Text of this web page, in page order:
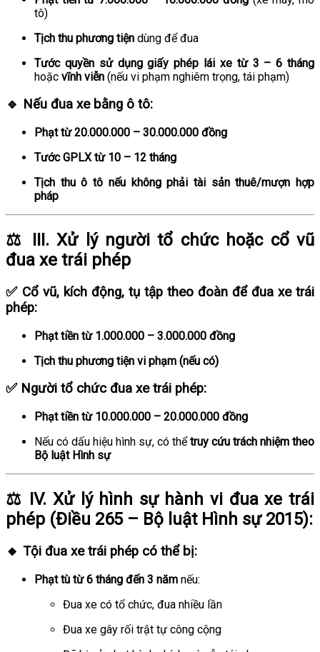
tô)
Tịch thu phương tiện dùng để đua
Tước quyền sử dụng giấy phép lái xe từ 3 – 6 tháng
hoặc vĩnh viễn (nếu vi phạm nghiêm trọng, tái phạm)
🔹 Nếu đua xe bằng ô tô:
Phạt từ 20.000.000 – 30.000.000 đồng
Tước GPLX từ 10 – 12 tháng
Tịch thu ô tô nếu không phải tài sản thuê/mượn hợp
pháp
⚖️ III.Xử lý người tổ chức hoặc cổ vũ
đua xe trái phép
✅ Cổ vũ, kích động, tụ tập theo đoàn để đua xe trái
phép:
Phạt tiền từ 1.000.000 – 3.000.000 đồng
Tịch thu phương tiện vi phạm (nếu có)
✅ Người tổ chức đua xe trái phép:
Phạt tiền từ 10.000.000 – 20.000.000 đồng
Nếu có dấu hiệu hình sự, có thểtruy cứu trách nhiệm theo
Bộ luật Hình sự
⚖️ IV. Xử lý hình sự hành vi đua xe trái
phép (Điều 265 – Bộ luật Hình sự 2015):
🔸 Tội đua xe trái phép có thể bị:
Phạt tù từ 6 tháng đến 3 năm nếu:
Đua xe có tổ chức, đua nhiều lần
Đua xe gây rối trật tự công cộng